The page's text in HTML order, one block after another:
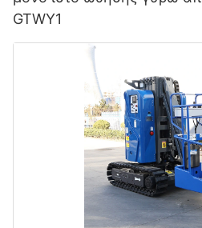
GTWY1